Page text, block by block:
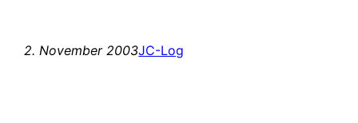
2. November 2003JC-Log